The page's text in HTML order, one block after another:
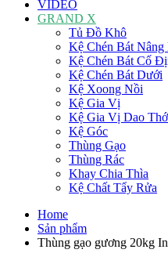
VIDEO
GRAND X
Tủ Đồ Khô
Kệ Chén Bát Nâng
Kệ Chén Bát Cố
Kệ Chén Bát Dưới
Kệ Xoong Nồi
Kệ Gia Vị
Kệ Gia Vị Dao
Kệ Góc
Thùng Gạo
Thùng Rác
Khay Chia Thìa
Kệ Chất Tẩy Rửa
Home
Sản phẩm
Thùng gạo gương 20kg